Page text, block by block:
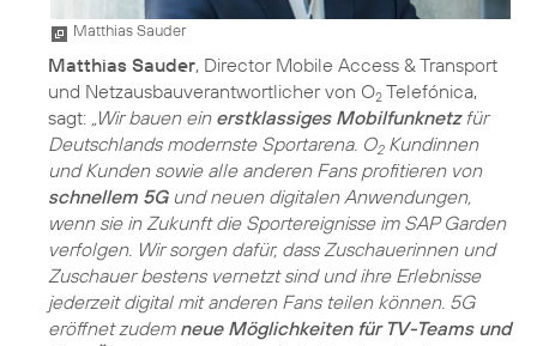
Matthias Sauder
Matthias Sauder, Director Mobile Access & Transport
und Netzausbauverantwortlicher von O2 Telefónica,
sagt: „Wir bauen ein erstklassiges Mobilfunknetzfür
Deutschlands modernste Sportarena. O2Kundinnen
und Kunden sowie alle anderen Fans profitieren von
schnellem 5Gund neuen digitalen Anwendungen,
wenn sie in Zukunft die Sportereignisse im SAP Garden
verfolgen. Wir sorgen dafür, dass Zuschauerinnen und
Zuschauer bestens vernetzt sind und ihre Erlebnisse
jederzeit digital mit anderen Fans teilen können. 5G
eröffnet zudem neue Möglichkeiten für TV-Teams und